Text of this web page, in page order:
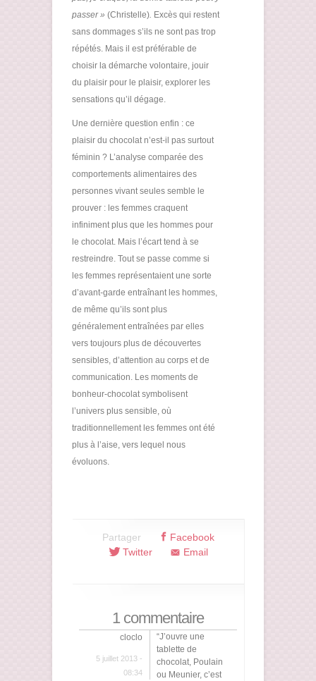
passer » (Christelle) Excès qui restent
sans dommages s’ils ne sont pas trop
répétés. Mais il est préférable de
choisir la démarche volontaire, jouir
du plaisir pour le plaisir, explorer les
sensations qu’il dégage.
Une dernière question enfin : ce
plaisir du chocolat n’est-il pas surtout
féminin ? L’analyse comparée des
comportements alimentaires des
personnes vivant seules semble le
prouver : les femmes craquent
infiniment plus que les hommes pour
le chocolat. Mais l’écart tend à se
restreindre. Tout se passe comme si
les femmes représentaient une sorte
d’avant-garde entraînant les hommes,
de même qu’ils sont plus
généralement entraînées par elles
vers toujours plus de découvertes
sensibles, d’attention au corps et de
communication. Les moments de
bonheur-chocolat symbolisent
l’univers plus sensible, où
traditionnellement les femmes ont été
plus à l’aise, vers lequel nous
évoluons.
Partager
Facebook
Twitter
Email
1 commentaire
cloclo
5 juillet 2013 -
08:34
“J’ouvre une
tablette de
chocolat, Poulain
ou Meunier, c’est